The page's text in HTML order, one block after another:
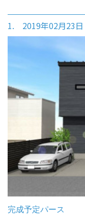
1. 2019年02月23日
完成予定パース